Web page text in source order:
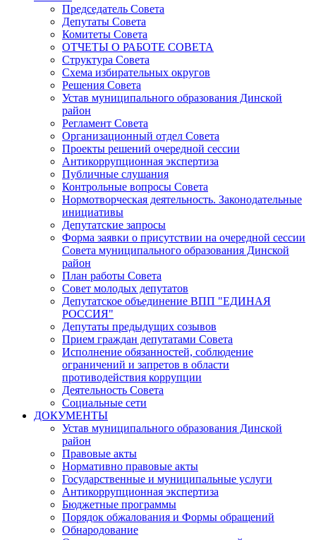
Председатель Совета
Депутаты Совета
Комитеты Совета
ОТЧЕТЫ О РАБОТЕ СОВЕТА
Структура Совета
Схема избирательных округов
Решения Совета
Устав муниципального образования Динской
район
Регламент Совета
Организационный отдел Совета
Проекты решений очередной сессии
Антикоррупционная экспертиза
Публичные слушания
Контрольные вопросы Совета
Нормотворческая деятельность. Законодательные
инициативы
Депутатские запросы
Форма заявки о присутствии на очередной сессии
Совета муниципального образования Динской
район
План работы Совета
Совет молодых депутатов
Депутатское объединение ВПП "ЕДИНАЯ
РОССИЯ"
Депутаты предыдущих созывов
Прием граждан депутатами Совета
Исполнение обязанностей, соблюдение
ограничений и запретов в области
противодействия коррупции
Деятельность Совета
Социальные сети
ДОКУМЕНТЫ
Устав муниципального образования Динской
район
Правовые акты
Нормативно правовые акты
Государственные и муниципальные услуги
Антикоррупционная экспертиза
Бюджетные программы
Порядок обжалования и Формы обращений
Обнародование